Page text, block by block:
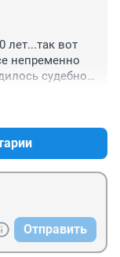
лет...так вот
непременно
судебное
не менее
умертвили"...и
и
Отправить